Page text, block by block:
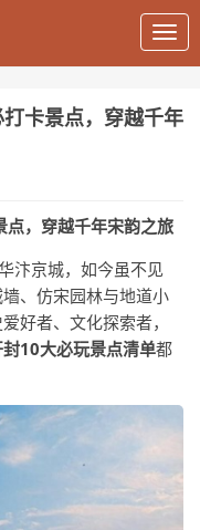
卡景点，穿越千年
，穿越千年宋韵之旅
汴京城，如今虽不见
、仿宋园林与地道小
好者、文化探索者，
10大必玩景点清单都